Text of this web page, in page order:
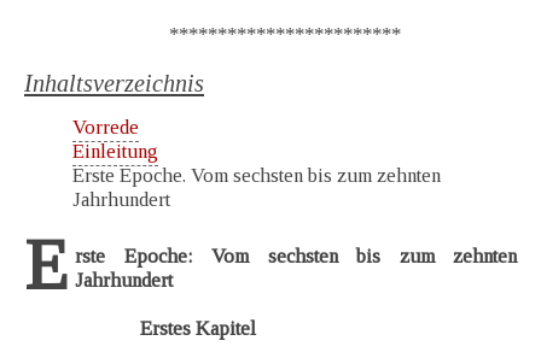
************************
Inhaltsverzeichnis
Vorrede
Einleitung
Erste Epoche. Vom sechsten bis zum zehnten
Jahrhundert
E rste Epoche: Vom sechsten bis zum zehnten
Jahrhundert
Erstes Kapitel